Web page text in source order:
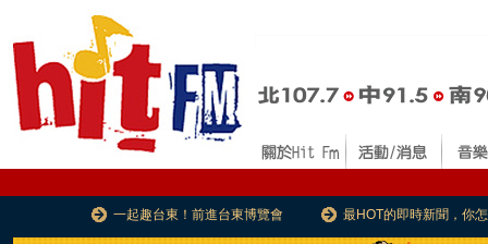
一起趣台東！前進台東博覽會 最HOT的即時新聞，你